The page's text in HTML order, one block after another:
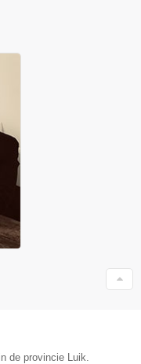
de provincie Luik.